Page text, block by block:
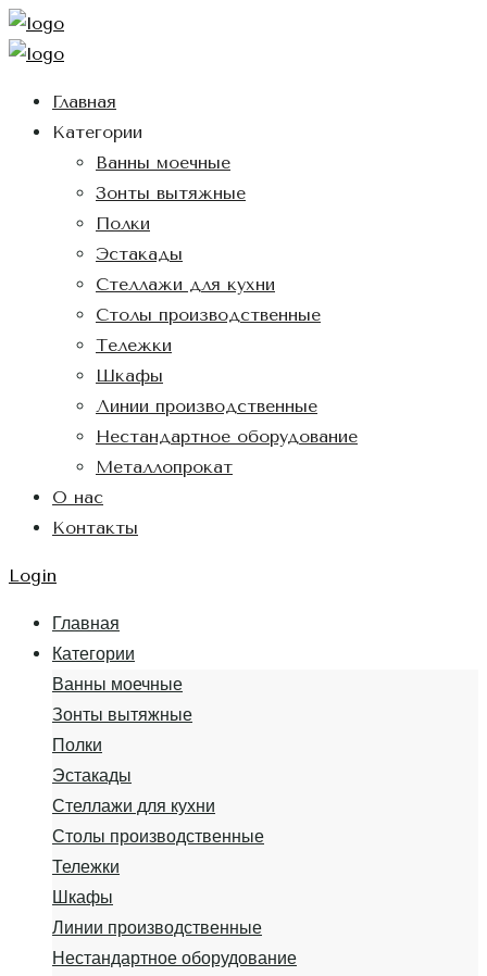
Главная
Категории
Ванны моечные
Зонты вытяжные
Полки
Эстакады
Стеллажи для кухни
Столы производственные
Тележки
Шкафы
Линии производственные
Нестандартное оборудование
Металлопрокат
О нас
Контакты
Login
Главная
Категории
Ванны моечные
Зонты вытяжные
Полки
Эстакады
Стеллажи для кухни
Столы производственные
Тележки
Шкафы
Линии производственные
Нестандартное оборудование